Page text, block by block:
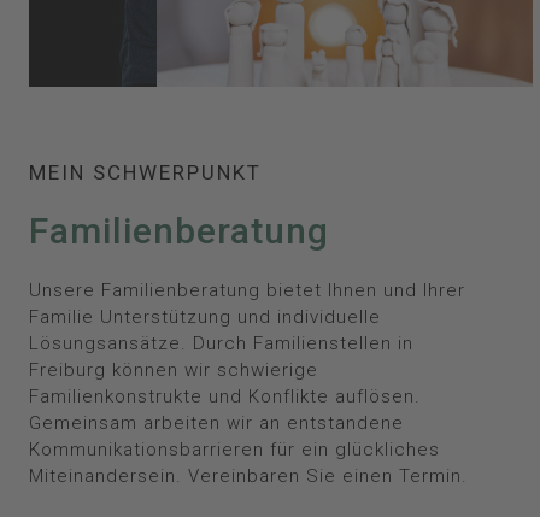
MEIN SCHWERPUNKT
Familienberatung
Unsere Familienberatung bietet Ihnen und Ihrer
Familie Unterstützung und individuelle
Lösungsansätze. Durch Familienstellen in
Freiburg können wir schwierige
Familienkonstrukte und Konflikte auflösen.
Gemeinsam arbeiten wir an entstandene
Kommunikationsbarrieren für ein glückliches
Miteinandersein. Vereinbaren Sie einen Termin.